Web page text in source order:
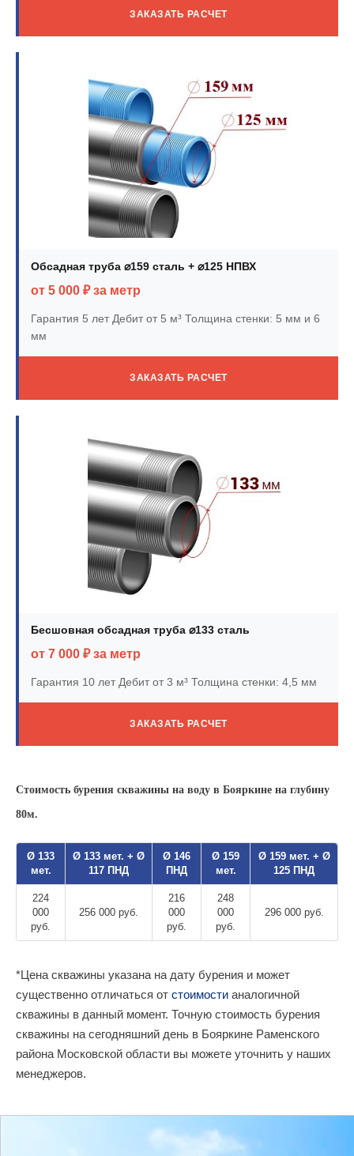
ЗАКАЗАТЬ РАСЧЕТ
Обсадная труба ⌀159 сталь + ⌀125 НПВХ
от 5 000 ₽ за метр
Гарантия 5 летДебит от 5 м³ Толщина стенки: 5 мм и 6
мм
ЗАКАЗАТЬ РАСЧЕТ
Бесшовная обсадная труба ⌀133 сталь
от 7 000 ₽ за метр
Гарантия 10 летДебит от 3 м³ Толщина стенки: 4,5 мм
ЗАКАЗАТЬ РАСЧЕТ
Стоимость бурения скважины на воду в Бояркине на глубину
80м.
Ø 133
мет.
Ø 133 мет. + Ø
117 ПНД
Ø 146
ПНД
Ø 159
мет.
Ø 159 мет. + Ø
125 ПНД
224
000
руб.
256 000 руб.
216
000
руб.
248
000
руб.
296 000 руб.
*Цена скважины указана на дату бурения и может
существенно отличаться от стоимости аналогичной
скважины в данный момент. Точную стоимость бурения
скважины на сегодняшний день в Бояркине Раменского
района Московской области вы можете уточнить у наших
менеджеров.